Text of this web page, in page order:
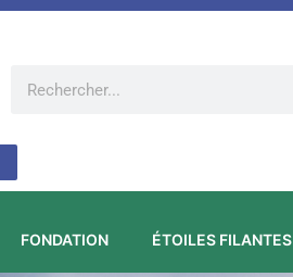
FONDATION ÉTOILES FILANTES